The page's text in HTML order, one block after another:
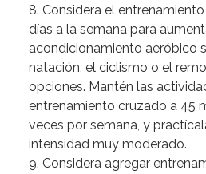
8. Considera el
días a la semana para
acondicionamiento aeróbico
natación, el ciclismo o el
opciones. Mantén las
entrenamiento cruzado a 45
veces por semana, y
intensidad muy moderado.
9. Considera agregar